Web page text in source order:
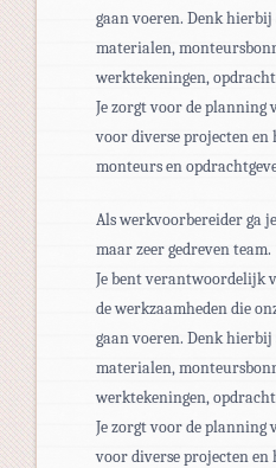
gaan voeren. Denk
materialen,
werktekeningen,
Je zorgt voor de planning
voor diverse projecten
monteurs en
Als werkvoorbereider ga
maar zeer gedreven team.
Je bent verantwoordelijk
de werkzaamheden die
gaan voeren. Denk
materialen,
werktekeningen,
Je zorgt voor de planning
voor diverse projecten